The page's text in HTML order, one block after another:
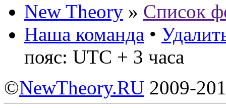
New Theory » Список
Наша команда •
пояс: UTC + 3 часа
©NewTheory.RU 2009-